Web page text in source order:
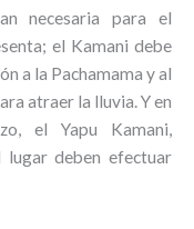
necesaria para el
el Kamani debe
a la Pachamama y al
atraer la lluvia. Y en
el Yapu Kamani,
lugar deben efectuar